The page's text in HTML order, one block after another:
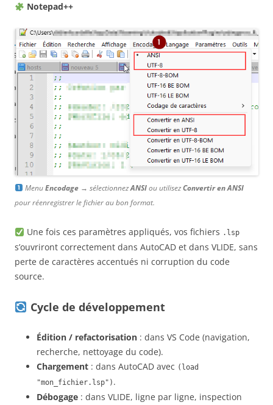
Notepad++
MenuEncodage→ sélectionnezANSIou utilisezConvertir en ANSI
pour réenregistrer le fichier au bon format.
Une fois ces paramètres appliqués, vos fichiers .lsp
s’ouvriront correctement dans AutoCAD et dans VLIDE, sans
perte de caractères accentués ni corruption du code
source.
Cycle de développement
Édition / refactorisation : dans VS Code (navigation,
recherche, nettoyage du code).
Chargement : dans AutoCAD avec (load
"mon_fichier.lsp") .
Débogage : dans VLIDE, ligne par ligne, inspection